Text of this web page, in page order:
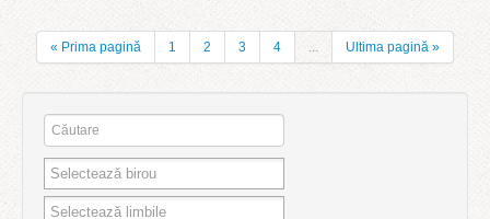
« Prima pagină 1 2 3 4 ... Ultima pagină »